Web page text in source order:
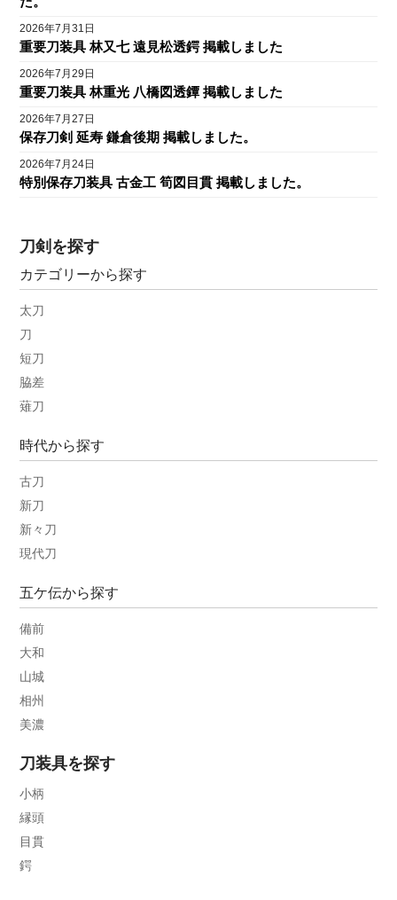
2026年7月31日
重要刀装具 林又七 遠見松透鍔 掲載しました
2026年7月29日
重要刀装具 林重光 八橋図透鐔 掲載しました
2026年7月27日
保存刀剣 延寿 鎌倉後期 掲載しました。
2026年7月24日
特別保存刀装具 古金工 筍図目貫 掲載しました。
刀剣を探す
カテゴリーから探す
太刀
刀
短刀
脇差
薙刀
時代から探す
古刀
新刀
新々刀
現代刀
五ケ伝から探す
備前
大和
山城
相州
美濃
刀装具を探す
小柄
縁頭
目貫
鍔